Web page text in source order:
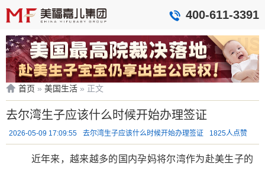
400-611-3391
首页 » 美国生活 » 正文
去尔湾生子应该什么时候开始办理签证
2026-05-09 17:09:55 去尔湾生子应该什么时候开始办理签证 1825人点赞
近年来，越来越多的国内孕妈将尔湾作为赴美生子的